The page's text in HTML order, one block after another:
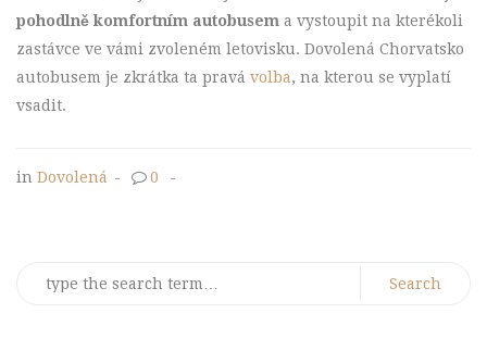
pohodlně komfortním autobusem a vystoupit na kterékoli
zastávce ve vámi zvoleném letovisku. Dovolená Chorvatsko
autobusem je zkrátka ta pravá volba, na kterou se vyplatí
vsadit.
in Dovolená - 0 -
Search